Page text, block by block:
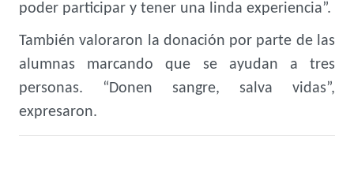
poder participar y tener una linda experiencia”.
También valoraron la donación por parte de las
alumnas marcando que se ayudan a tres
personas. “Donen sangre, salva vidas”,
expresaron.